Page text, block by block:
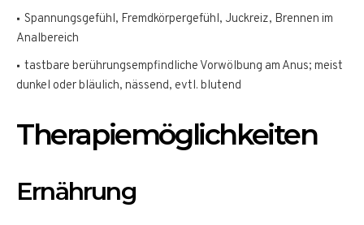
Spannungsgefühl, Fremdkörpergefühl, Juckreiz, Brennen im
Analbereich
tastbare berührungsempfindliche Vorwölbung am Anus; meist
dunkel oder bläulich, nässend, evtl. blutend
Therapiemöglichkeiten
Ernährung